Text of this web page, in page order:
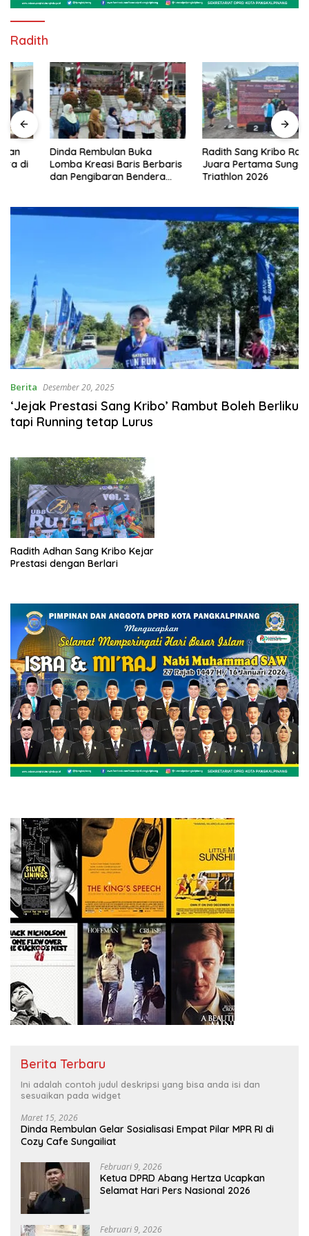
Radith
Dinda Rembulan Buka
Lomba Kreasi Baris Berbaris
dan Pengibaran Bendera
Radith Sang Kribo Raih
Juara Pertama Sungailiat
Triathlon 2026
Berita Desember 20, 2025
‘Jejak Prestasi Sang Kribo’ Rambut Boleh Berliku
tapi Running tetap Lurus
Radith Adhan Sang Kribo Kejar
Prestasi dengan Berlari
Berita Terbaru
Ini adalah contoh judul deskripsi yang bisa anda isi dan
sesuaikan pada widget
Maret 15, 2026
Dinda Rembulan Gelar Sosialisasi Empat Pilar MPR RI di
Cozy Cafe Sungailiat
Februari 9, 2026
Ketua DPRD Abang Hertza Ucapkan
Selamat Hari Pers Nasional 2026
Februari 9, 2026